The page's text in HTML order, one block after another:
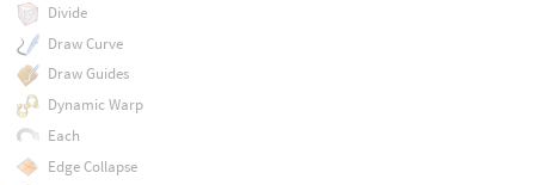
Divide
Draw Curve
Draw Guides
Dynamic Warp
Each
Edge Collapse